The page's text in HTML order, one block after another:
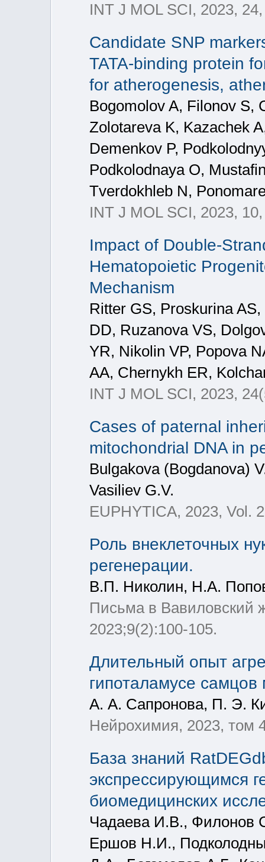
INT J MOL SCI, 2023,
Candidate SNP
TATA-binding protein
for atherogenesis,
Bogomolov A, Filonov S,
Zolotareva K, Kazachek
Demenkov P,
Podkolodnaya O,
Tverdokhleb N,
INT J MOL SCI, 2023,
Impact of Double-
Hematopoietic
Mechanism
Ritter GS, Proskurina
DD, Ruzanova VS,
YR, Nikolin VP, Popova
AA, Chernykh ER,
INT J MOL SCI, 2023,
Cases of paternal
mitochondrial DNA in
Bulgakova (Bogdanova)
Vasiliev G.V.
EUPHYTICA, 2023, Vol.
Роль внеклеточных
регенерации.
В.П. Николин, Н.А.
Письма в Вавиловский
2023;9(2):100-105.
Длительный опыт
гипоталамусе
А. А. Сапронова, П. Э.
Нейрохимия, 2023, том
База знаний
экспрессирующимся
биомедицинских
Чадаева И.В., Филонов
Ершов Н.И.,